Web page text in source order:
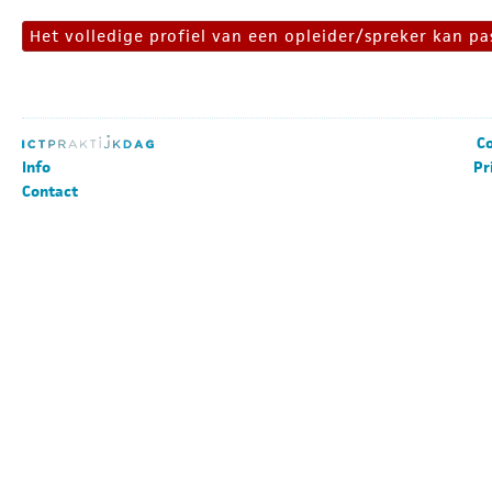
Het volledige profiel van een opleider/spreker kan
Info
Contact